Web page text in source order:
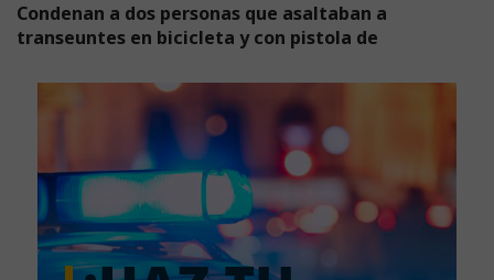
Condenan a dos personas que asaltaban a
transeuntes en bicicleta y con pistola de